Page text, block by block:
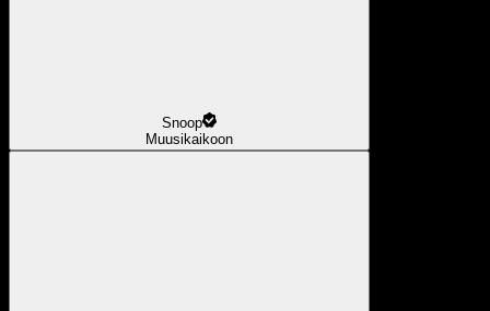
Snoop
Muusikaikoon